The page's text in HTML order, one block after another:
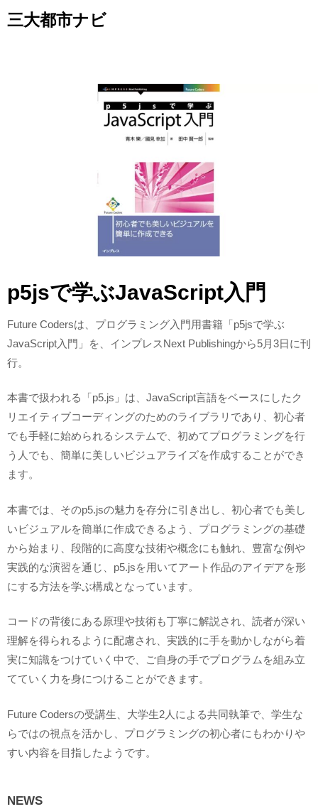
to三大都市ナビ
p5jsで学ぶJavaScript入門
Future Codersは、プログラミング入門用書籍「p5jsで学ぶ
JavaScript入門」を、インプレスNext Publishingから5月3日に刊
行。
本書で扱われる「p5.js」は、JavaScript言語をベースにしたク
リエイティブコーディングのためのライブラリであり、初心者
でも手軽に始められるシステムで、初めてプログラミングを行
う人でも、簡単に美しいビジュアライズを作成することができ
ます。
本書では、そのp5.jsの魅力を存分に引き出し、初心者でも美し
いビジュアルを簡単に作成できるよう、プログラミングの基礎
から始まり、段階的に高度な技術や概念にも触れ、豊富な例や
実践的な演習を通じ、p5.jsを用いてアート作品のアイデアを形
にする方法を学ぶ構成となっています。
コードの背後にある原理や技術も丁寧に解説され、読者が深い
理解を得られるように配慮され、実践的に手を動かしながら着
実に知識をつけていく中で、ご自身の手でプログラムを組み立
てていく力を身につけることができます。
Future Codersの受講生、大学生2人による共同執筆で、学生な
らではの視点を活かし、プログラミングの初心者にもわかりや
すい内容を目指したようです。
NEWS